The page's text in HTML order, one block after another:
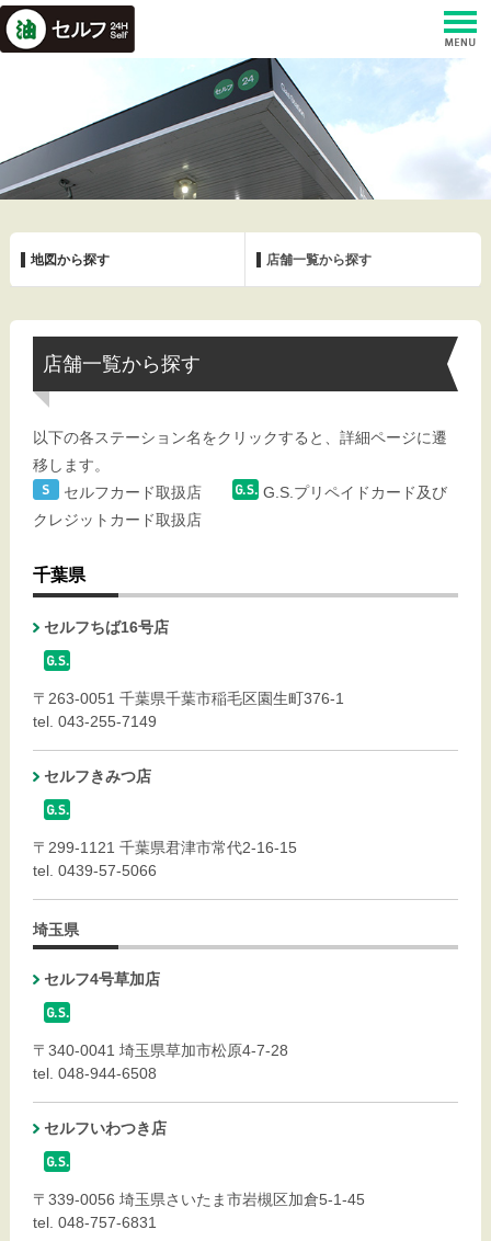
地図から探す 店舗一覧から探す
店舗一覧から探す
以下の各ステーション名をクリックすると、詳細ページに遷
移します。
セルフカード取扱店
G.S.プリペイドカード及び
クレジットカード取扱店
千葉県
セルフちば16号店
〒263-0051 千葉県千葉市稲毛区園生町376-1
tel. 043-255-7149
セルフきみつ店
〒299-1121 千葉県君津市常代2-16-15
tel. 0439-57-5066
埼玉県
セルフ4号草加店
〒340-0041 埼玉県草加市松原4-7-28
tel. 048-944-6508
セルフいわつき店
〒339-0056 埼玉県さいたま市岩槻区加倉5-1-45
tel. 048-757-6831